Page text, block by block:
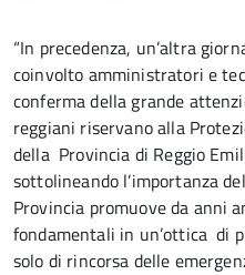
“In precedenza, un’altra
coinvolto amministratori e
conferma della grande
reggiani riservano alla
della Provincia di Reggio
sottolineando l’importanza
Provincia promuove da anni
fondamentali in un’ottica di
solo di rincorsa delle